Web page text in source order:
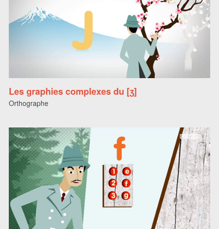
Les graphies complexes du [ʒ]
Orthographe